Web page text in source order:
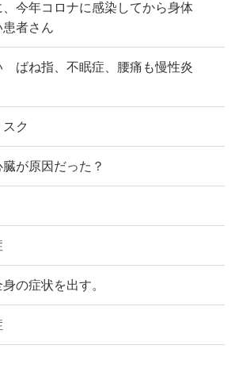
今年コロナに感染してから身体
者さん
ばね指、不眠症、腰痛も慢性炎
ク
が原因だった？
の症状を出す。